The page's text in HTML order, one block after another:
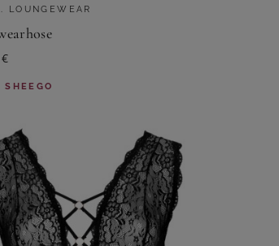
LOUNGEWEAR
€
SHEEGO